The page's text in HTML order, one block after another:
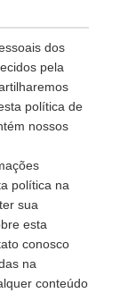
dos
pela
política de
nossos
política na
sua
esta
conosco
na
conteúdo